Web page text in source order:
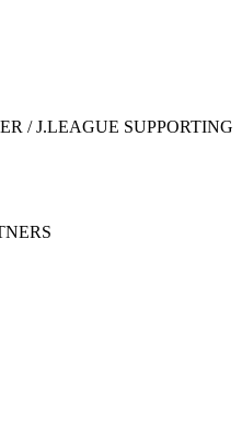
/ J.LEAGUE SUPPORTING